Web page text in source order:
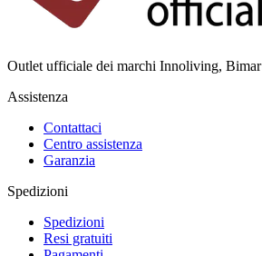
Outlet ufficiale dei marchi Innoliving, Bimar
Assistenza
Contattaci
Centro assistenza
Garanzia
Spedizioni
Spedizioni
Resi gratuiti